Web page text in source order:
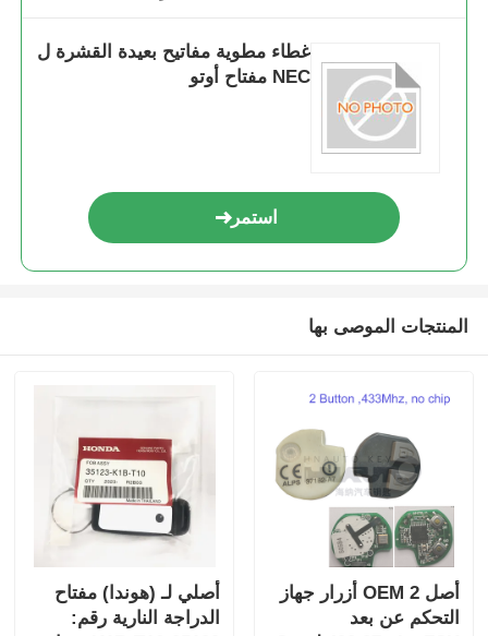
غطاء مطوية مفاتيح بعيدة القشرة ل
NEC مفتاح أوتو
استمر
المنتجات الموصى بها
أصل OEM 2 أزرار جهاز
التحكم عن بعد
أصلي لـ (هوندا) مفتاح
الدراجة النارية رقم: